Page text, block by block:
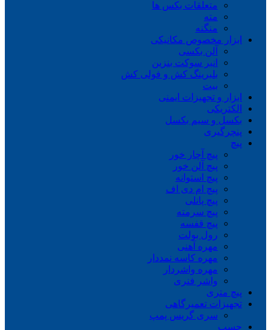
متعلقات بکس ها
مته
منگنه
ابزار مخصوص مکانیکی
آلن بکسی
انبر سوکت بنزین
بلبرینگ کش و فولی کش
بیت
ابزار و تجهیزات ایمنی
الکتریکی
بکسل و سیم بکسل
پنچرگیری
پیچ
پیچ آچار خور
پیچ آلن خور
پیچ استوانه
پیچ ام دی اف
پیچ پانلی
پیچ سرمته
پیچ قفسه
رول بولت
مهره آهنی
مهره کاسه نمددار
مهره واشردار
واشر فنری
پیچ متری
تجهیزات تعمیرگاهی
سری گریس پمپ
چسب